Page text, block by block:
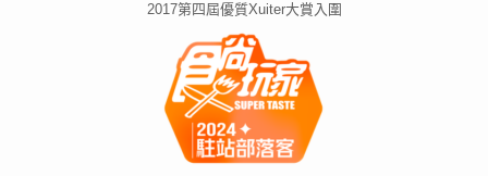
2017第四屆優質Xuiter大賞入圍